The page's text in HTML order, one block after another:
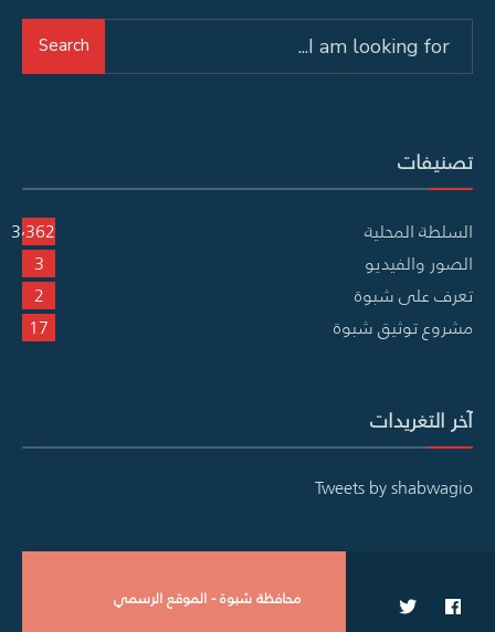
Search
تصنيفات
السلطة المحلية
3٬362
الصور والفيديو
3
تعرف على شبوة
2
مشروع توثيق شبوة
17
آخر التغريدات
Tweets by shabwagio
محافظة شبوة - الموقع الرسمي